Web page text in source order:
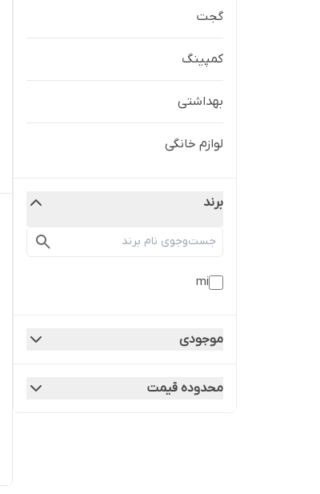
گجت
کمپینگ
بهداشتی
لوازم خانگی
برند
mi
موجودی
محدوده قیمت